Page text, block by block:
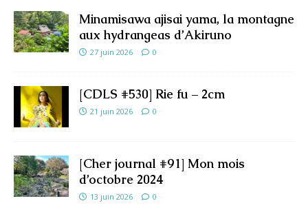
Minamisawa ajisai yama, la montagne
aux hydrangeas d’Akiruno
27 juin 2026 0
[CDLS #530] Rie fu – 2cm
21 juin 2026 0
[Cher journal #91] Mon mois
d’octobre 2024
13 juin 2026 0